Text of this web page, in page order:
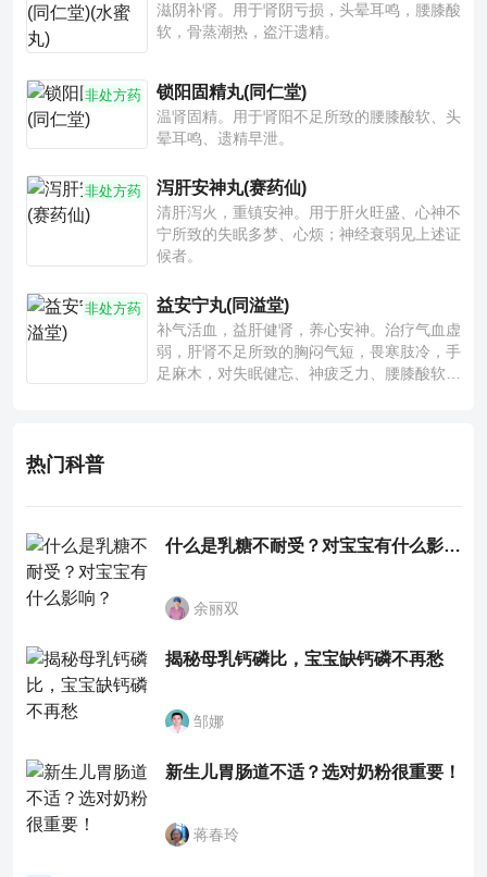
滋阴补肾。用于肾阴亏损，头晕耳鸣，腰膝酸
软，骨蒸潮热，盗汗遗精。
非处方药 锁阳固精丸(同仁堂)
温肾固精。用于肾阳不足所致的腰膝酸软、头
晕耳鸣、遗精早泄。
非处方药 泻肝安神丸(赛药仙)
清肝泻火，重镇安神。用于肝火旺盛、心神不
宁所致的失眠多梦、心烦；神经衰弱见上述证
候者。
非处方药 益安宁丸(同溢堂)
补气活血，益肝健肾，养心安神。治疗气血虚
弱，肝肾不足所致的胸闷气短，畏寒肢冷，手
足麻木，对失眠健忘、神疲乏力、腰膝酸软也
热门科普
什么是乳糖不耐受？对宝宝有什么影响？
余丽双
揭秘母乳钙磷比，宝宝缺钙磷不再愁
邹娜
新生儿胃肠道不适？选对奶粉很重要！
蒋春玲